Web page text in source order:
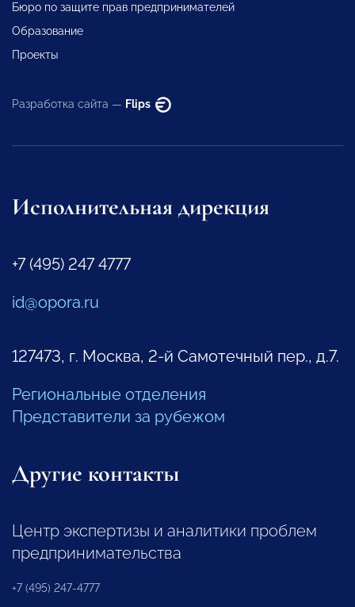
Бюро по защите прав предпринимателей
Образование
Проекты
Разработка сайта — Flips
Исполнительная дирекция
+7 (495) 247 4777
id@opora.ru
127473, г. Москва, 2-й Самотечный пер., д.7.
Региональные отделения
Представители за рубежом
Другие контакты
Центр экспертизы и аналитики проблем
предпринимательства
+7 (495) 247-4777